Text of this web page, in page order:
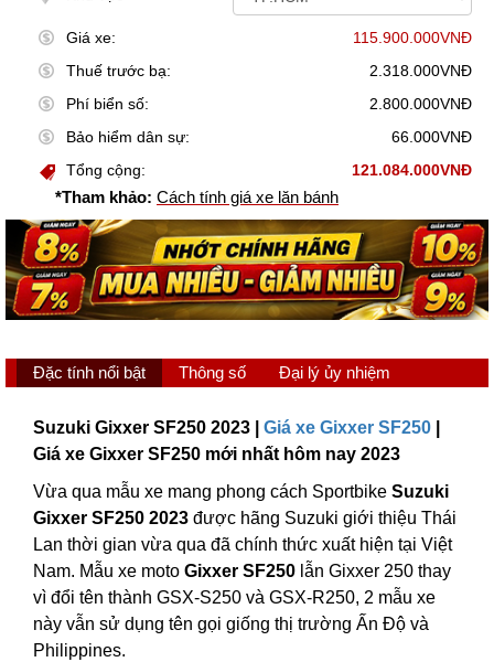
Giá xe:
115.900.000VNĐ
Thuế trước bạ:
2.318.000VNĐ
Phí biển số:
2.800.000VNĐ
Bảo hiểm dân sự:
66.000VNĐ
Tổng cộng:
121.084.000VNĐ
*Tham khảo: Cách tính giá xe lăn bánh
Đặc tính nổi bật Thông số Đại lý ủy nhiệm
Suzuki Gixxer SF250 2023 | Giá xe Gixxer SF250
Giá xe Gixxer SF250 mới nhất hôm nay 2023
Vừa qua mẫu xe mang phong cách Sportbike Suzuki
Gixxer SF250 2023 được hãng Suzuki giới thiệu Thái
Lan thời gian vừa qua đã chính thức xuất hiện tại Việt
Nam. Mẫu xe moto Gixxer SF250 lẫn Gixxer 250 thay
vì đổi tên thành GSX-S250 và GSX-R250, 2 mẫu xe
này vẫn sử dụng tên gọi giống thị trường Ấn Độ và
Philippines.